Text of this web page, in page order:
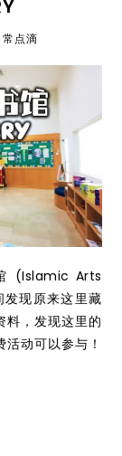
常点滴
(Islamic Arts
现原来这里藏
料，发现这里的
动可以参与！